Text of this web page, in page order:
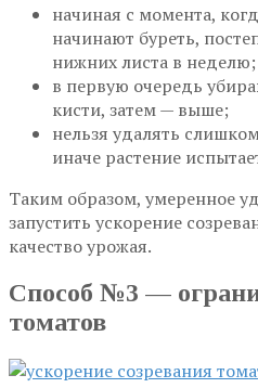
начиная с момента,
начинают буреть,
нижних листа в неделю;
в первую очередь
кисти, затем — выше;
нельзя удалять
иначе растение
Таким образом, умеренное
запустить ускорение
качество урожая.
Способ №3 —
томатов